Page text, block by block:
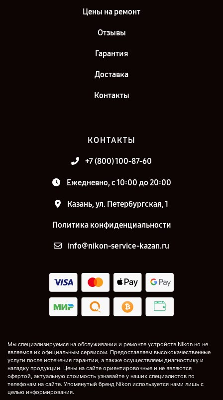
Цены на ремонт
Отзывы
Гарантия
Доставка
Контакты
КОНТАКТЫ
+7 (800) 100-87-60
Ежедневно, с 10:00 до 20:00
Казань, ул. Петербургская, 1
Политика конфиденциальности
info@nikon-service-kazan.ru
Мы специализируемся на обслуживании и ремонте устройств Nikon но не
являемся их официальным сервисом. Предоставляем высококачественные
услуги после истечения гарантии, а также осуществляем диагностику и
наладку продукции. Цены на сайте ориентировочные и не являются
офертой, актуальную стоимость узнавайте у наших специалистов по
телефонам на сайте. Упомянутый бренд Nikon используется нами лишь с
целью информирования.